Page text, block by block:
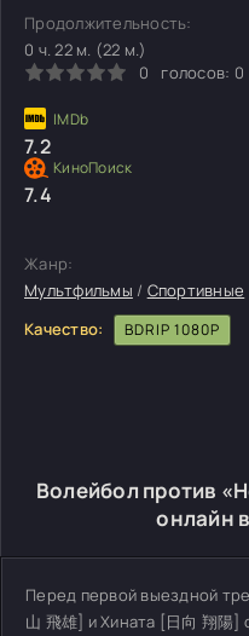
Продолжительность:
0 ч. 22 м. (22 м.)
0
голосов: 0
7.2
7.4
Жанр:
Мультфильмы / Спортивные
Качество:
BDRIP 1080P
Волейбол против
онлайн
Перед первой выездной
山 飛雄] и Хината [日向 翔陽